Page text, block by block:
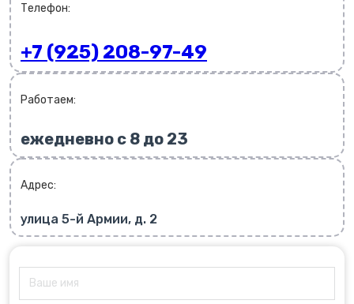
Телефон:
+7 (925) 208-97-49
Работаем:
ежедневно с 8 до 23
Адрес:
улица 5-й Армии, д. 2